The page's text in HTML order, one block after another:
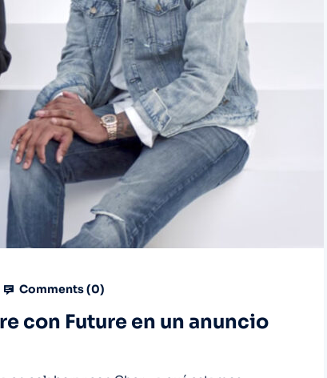
Comments (0)
con Future en un anuncio